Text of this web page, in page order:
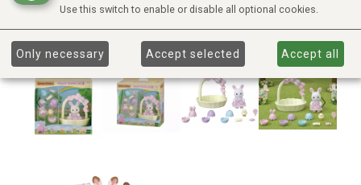
Use this switch to enable or disable all optional cookies.
Only necessary Accept selected Accept all